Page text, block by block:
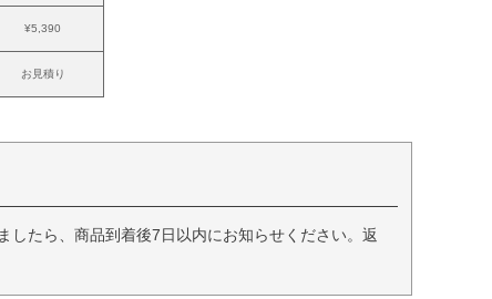
¥5,390
お見積り
たら、商品到着後7日以内にお知らせください。返